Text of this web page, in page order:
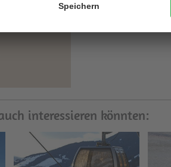
interessieren könnten: